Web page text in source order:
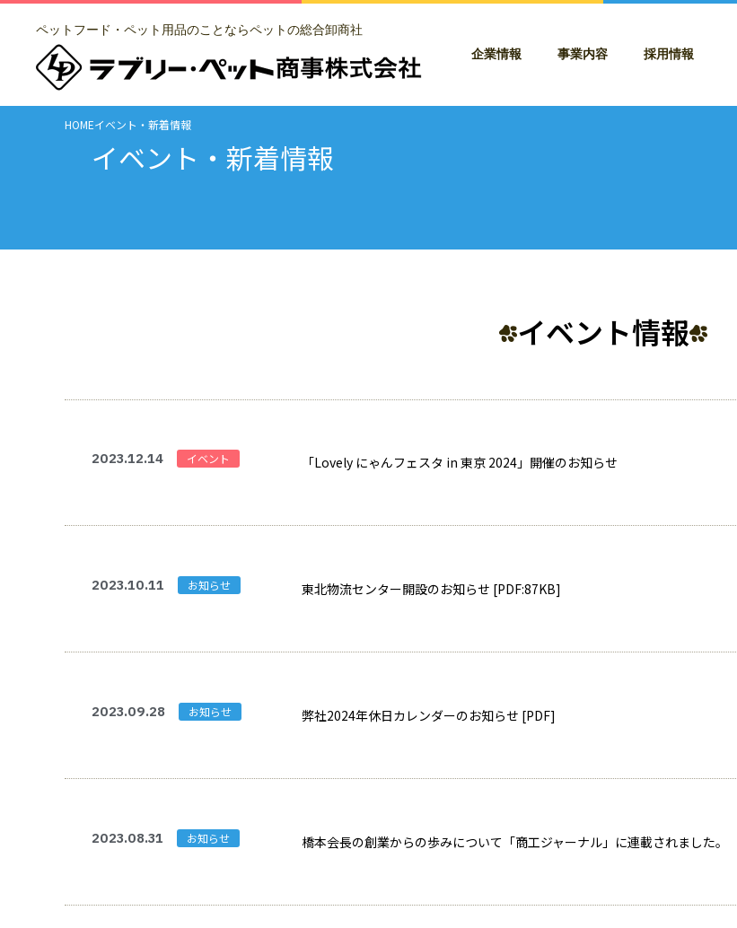
ペットフード・ペット用品のことならペットの総合卸商社
企業情報
事業内容 採用情報
HOMEイベント・新着情報
イベント・新着情報
イベント情報
2023.12.14 イベント 「Lovely にゃんフェスタ in 東京 2024」開催のお知らせ
2023.10.11 お知らせ 東北物流センター開設のお知らせ [PDF:87KB]
2023.09.28 お知らせ 弊社2024年休日カレンダーのお知らせ [PDF]
2023.08.31 お知らせ 橋本会長の創業からの歩みについて「商工ジャーナル」に連載されました。